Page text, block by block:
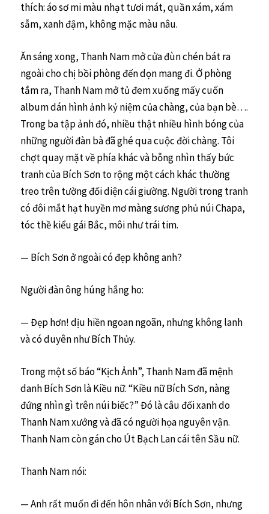
thích: áo sơ mi màu nhạt tươi mát, quần xám, xám
sẫm, xanh đậm, không mặc màu nâu.
Ăn sáng xong, Thanh Nam mở cửa đùn chén bát ra
ngoài cho chị bồi phòng đến dọn mang đi. Ở phòng
tắm ra, Thanh Nam mở tủ đem xuống mấy cuốn
album dán hình ảnh kỷ niệm của chàng, của bạn bè….
Trong ba tập ảnh đó, nhiều thật nhiều hình bóng của
những người đàn bà đã ghé qua cuộc đời chàng. Tôi
chợt quay mặt về phía khác và bỗng nhìn thấy bức
tranh của Bích Sơn to rộng một cách khác thường
treo trên tường đối diện cái giường. Người trong tranh
có đôi mắt hạt huyền mơ màng sương phủ núi Chapa,
tóc thề kiểu gái Bắc, môi như trái tim.
— Bích Sơn ở ngoài có đẹp không anh?
Người đàn ông húng hắng ho:
— Đẹp hơn! dịu hiền ngoan ngoãn, nhưng không lanh
và có duyên như Bích Thủy.
Trong một số báo “Kịch Ảnh”, Thanh Nam đã mệnh
danh Bích Sơn là Kiều nữ. “Kiều nữ Bích Sơn, nàng
đứng nhìn gì trên núi biếc?” Đó là câu đối xanh do
Thanh Nam xướng và đã có người họa nguyên vận.
Thanh Nam còn gán cho Út Bạch Lan cái tên Sầu nữ.
Thanh Nam nói:
— Anh rất muốn đi đến hôn nhân với Bích Sơn, nhưng